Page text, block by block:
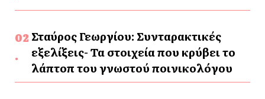
Σταύρος Γεωργίου: Συνταρακτικές
εξελίξεις- Τα στοιχεία που κρύβει το
λάπτοπ του γνωστού ποινικολόγου